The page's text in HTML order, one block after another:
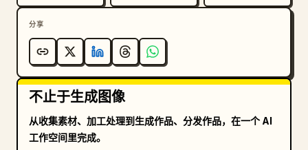
分享
不止于生成图像
从收集素材、加工处理到生成作品、分发作品，在一个 AI
工作空间里完成。